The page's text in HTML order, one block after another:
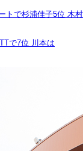
トで杉浦佳子5位 木村
で7位 川本は